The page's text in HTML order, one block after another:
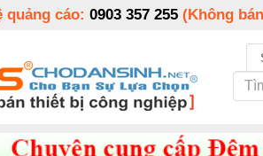
quảng cáo: 0903 357 255 (Không